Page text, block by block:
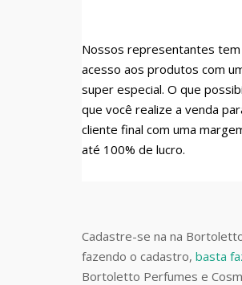
Nossos representantes tem
acesso aos produtos com
super especial. O que
que você realize a venda
cliente final com uma
até 100% de lucro.
Cadastre-se na na
fazendo o cadastro, basta
Bortoletto Perfumes e